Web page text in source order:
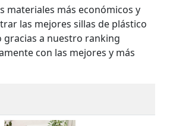
materiales más económicos y
las mejores sillas de plástico
gracias a nuestro ranking
con las mejores y más